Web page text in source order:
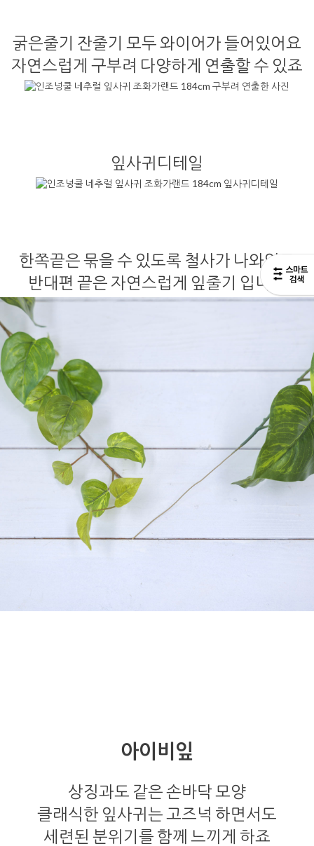
굵은줄기 잔줄기 모두 와이어가 들어있어요
자연스럽게 구부려 다양하게 연출할 수 있죠
잎사귀디테일
한쪽끝은 묶을 수 있도록 철사가 나와있고
반대편 끝은 자연스럽게 잎줄기 입니다
아이비잎
상징과도 같은 손바닥 모양
클래식한 잎사귀는 고즈넉 하면서도
세련된 분위기를 함께 느끼게 하죠